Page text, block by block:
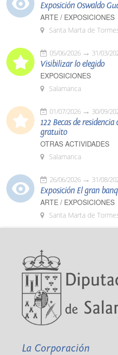
Exposición Oswaldo
ARTE / EXPOSICIONES
Santa Marta de
05/06/2026 31/03/
Visibilizar lo elegido
EXPOSICIONES
Salamanca
01/07/2026 30/09/
122 Becas de
gratuito
OTRAS ACTIVIDADES
Salamanca
26/06/2026 31/08/
Exposición El gran
ARTE / EXPOSICIONES
Santa Marta de
La Corporación